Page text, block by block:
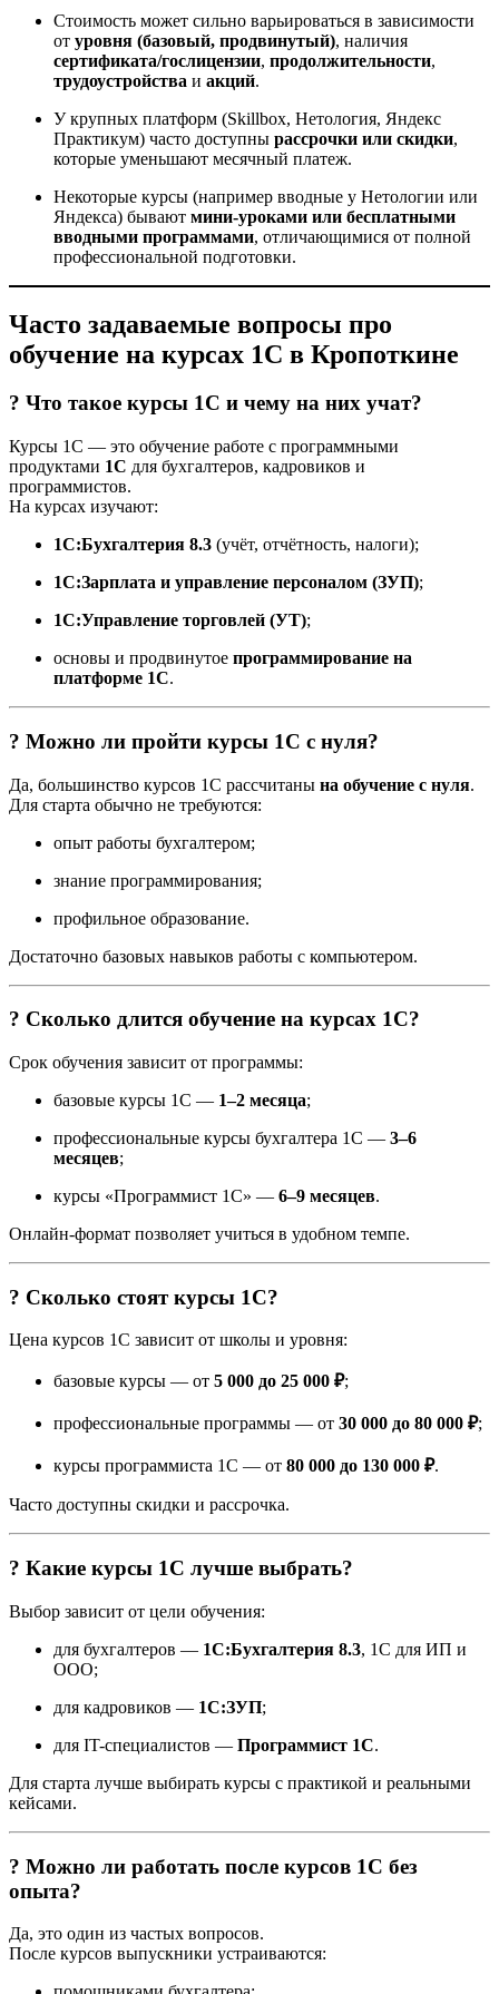
Стоимость может сильно варьироваться в зависимости
от уровня (базовый, продвинутый), наличия
сертификата/гослицензии, продолжительности,
трудоустройства и акций.
У крупных платформ (Skillbox, Нетология, Яндекс
Практикум) часто доступны рассрочки или скидки,
которые уменьшают месячный платеж.
Некоторые курсы (например вводные у Нетологии или
Яндекса) бывают мини-уроками или бесплатными
вводными программами, отличающимися от полной
профессиональной подготовки.
Часто задаваемые вопросы про
обучение на курсах 1С в Кропоткине
? Что такое курсы 1С и чему на них учат?
Курсы 1С — это обучение работе с программными
продуктами 1С для бухгалтеров, кадровиков и
программистов.
На курсах изучают:
1С:Бухгалтерия 8.3 (учёт, отчётность, налоги);
1С:Зарплата и управление персоналом (ЗУП);
1С:Управление торговлей (УТ);
основы и продвинутое программирование на
платформе 1С.
? Можно ли пройти курсы 1С с нуля?
Да, большинство курсов 1С рассчитаны на обучение с нуля.
Для старта обычно не требуются:
опыт работы бухгалтером;
знание программирования;
профильное образование.
Достаточно базовых навыков работы с компьютером.
? Сколько длится обучение на курсах 1С?
Срок обучения зависит от программы:
базовые курсы 1С — 1–2 месяца;
профессиональные курсы бухгалтера 1С — 3–6
месяцев;
курсы «Программист 1С» — 6–9 месяцев.
Онлайн-формат позволяет учиться в удобном темпе.
? Сколько стоят курсы 1С?
Цена курсов 1С зависит от школы и уровня:
базовые курсы — от 5 000 до 25 000 ₽;
профессиональные программы — от 30 000 до 80 000 ₽;
курсы программиста 1С — от 80 000 до 130 000 ₽.
Часто доступны скидки и рассрочка.
? Какие курсы 1С лучше выбрать?
Выбор зависит от цели обучения:
для бухгалтеров — 1С:Бухгалтерия 8.3, 1С для ИП и
ООО;
для кадровиков — 1С:ЗУП;
для IT-специалистов — Программист 1С.
Для старта лучше выбирать курсы с практикой и реальными
кейсами.
? Можно ли работать после курсов 1С без
опыта?
Да, это один из частых вопросов.
После курсов выпускники устраиваются: